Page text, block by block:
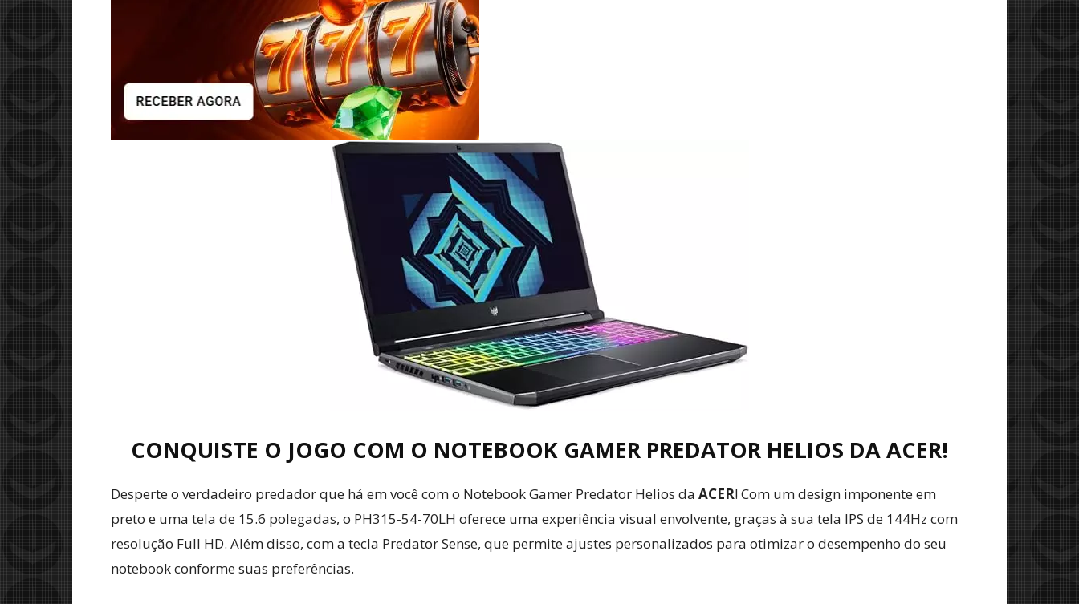
sobre
Cultura
Pop!
CONQUISTE O JOGO COM O NOTEBOOK GAMER PREDATOR HELIOS DA ACER!
Desperte o verdadeiro predador que há em você com o Notebook Gamer Predator Helios da ACER! Com um design imponente em
preto e uma tela de 15.6 polegadas, o PH315-54-70LH oferece uma experiência visual envolvente, graças à sua tela IPS de 144Hz com
resolução Full HD. Além disso, com a tecla Predator Sense, que permite ajustes personalizados para otimizar o desempenho do seu
notebook conforme suas preferências.